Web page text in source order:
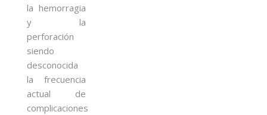
la hemorragia
y la
perforación
siendo
desconocida
la frecuencia
actual de
complicaciones